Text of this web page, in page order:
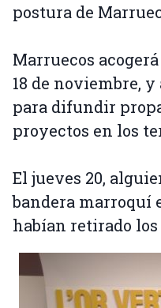
postura de
Marruecos
18 de noviembre,
para difundir
proyectos en los
El jueves 20,
bandera marroquí
habían retirado los